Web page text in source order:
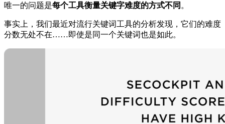
唯一的问题是每个工具衡量关键字难度的方式不同 。
事实上，我们最近对流行关键词工具的分析发现，它们的难度
分数无处不在……即使是同一个关键词也是如此。